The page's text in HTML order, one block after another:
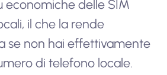
economiche delle SIM
il che la rende
se non hai effettivamente
di telefono locale.